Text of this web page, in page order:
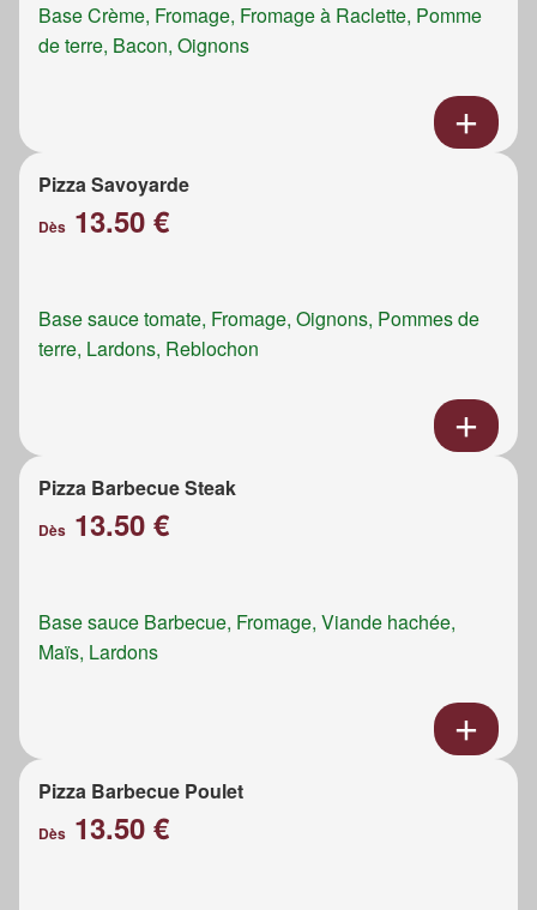
Base Crème, Fromage, Fromage à Raclette, Pomme
de terre, Bacon, Oignons
Pizza Savoyarde
Dès 13.50 €
Base sauce tomate, Fromage, Oignons, Pommes de
terre, Lardons, Reblochon
Pizza Barbecue Steak
Dès 13.50 €
Base sauce Barbecue, Fromage, Viande hachée,
Maïs, Lardons
Pizza Barbecue Poulet
Dès 13.50 €